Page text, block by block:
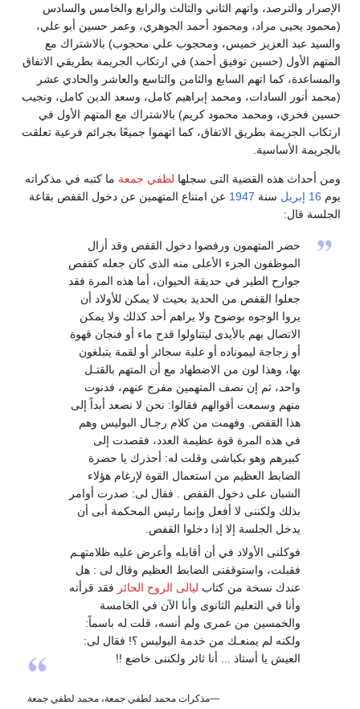
الإصرار والترصد، واتهم الثاني والثالث والرابع والخامس والسادس
(محمود يحيى مراد، ومحمود أحمد الجوهري، وعمر حسين أبو علي،
والسيد عبد العزيز خميس، ومحجوب علي محجوب) بالاشتراك مع
المتهم الأول (حسين توفيق أحمد) في ارتكاب الجريمة بطريقي الاتفاق
والمساعدة، كما اتهم السابع والثامن والتاسع والعاشر والحادي عشر
(محمد أنور السادات، ومحمد إبراهيم كامل، وسعد الدين كامل، ونجيب
حسين فخري، ومحمد محمود كريم) بالاشتراك مع المتهم الأول في
ارتكاب الجريمة بطريق الاتفاق، كما اتهموا جميعًا بجرائم فرعية تعلقت
بالجريمة الأساسية.
ومن أحداث هذه القضية التى سجلها لطفي جمعة ما كتبه في مذكراته
يوم 16 إبريل سنة 1947 عن امتناع المتهمين عن دخول القفص بقاعة
الجلسة قال:
حضر المتهمون ورفضوا دخول القفص وقد أزال
الموظفون الجزء الأعلى منه الذى كان جعله كقفص
جوارح الطير في حديقة الحيوان، أما هذه المرة فقد
جعلوا القفص من الحديد بحيث لا يمكن للأولاد أن
يروا الوجوه بوضوح ولا يراهم أحد كذلك ولا يمكن
الاتصال بهم بالأيدى ليتناولوا قدح ماء أو فنجان قهوة
أو زجاجة ليموناده أو علبة سجائر أو لقمة يتبلغون
بها، وهذا لون من الاضطهاد مع أن المتهم بالقتـل
واحد، ثم إن نصف المتهمين مفرج عنهم، فدنوت
منهم وسمعت أقوالهم فقالوا: نحن لا نصعد أبداً إلى
هذا القفص. وفهمت من كلام رجـال البوليس وهم
في هذه المرة قوة عظيمة العدد، فقصدت إلى
كبيرهم وهو بكباشى وقلت له: أحذرك يا حضرة
الضابط العظيم من استعمال القوة لإرغام هؤلاء
الشبان على دخول القفص . فقال لى: صدرت أوامر
بذلك ولكننى لا أفعل وإنما رئيس المحكمة أبى أن
يدخل الجلسة إلا إذا دخلوا القفص.
فوكلنى الأولاد في أن أقابله وأعرض عليه ظلامتهـم
فقبلت، واستوقفنى الضابط العظيم وقال لى : هل
عندك نسخة من كتاب ليالى الروح الحائر فقد قرأته
وأنا في التعليم الثانوى وأنا الآن في الخامسة
والخمسين من عمرى ولم أنسه، قلت له باسماً:
ولكنه لم يمنعـك من خدمة البوليس ؟! فقال لى:
العيش يا أستاذ ... أنا ثائر ولكننى خاضع !!
—مذكرات محمد لطفي جمعة، محمد لطفي جمعة